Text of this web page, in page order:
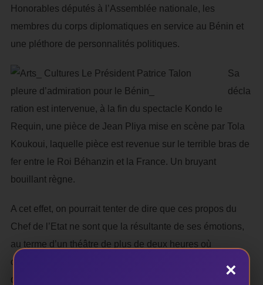
Honorables députés à l’Assemblée nationale, les
membres du corps diplomatiques en service au Bénin et
une pléthore de personnalités politiques.
Sa
décla
ration est intervenue, à la fin du spectacle Kondo le
Requin, une pièce de Jean Pliya mise en scène par Tola
Koukoui, laquelle pièce est revenue sur le terrible bras de
fer entre le Roi Béhanzin et la France. Un bruyant
bouillant règne.
A cet effet, on pourrait tenter de dire que ces propos du
Chef de l’Etat ne sont que la résultante de ses émotions,
au terme d’un théâtre de plus de deux heures où
comédiens et comédiennes, percussionnistes et
danseurs, régisseurs et machinistes sont restés égaux à
×